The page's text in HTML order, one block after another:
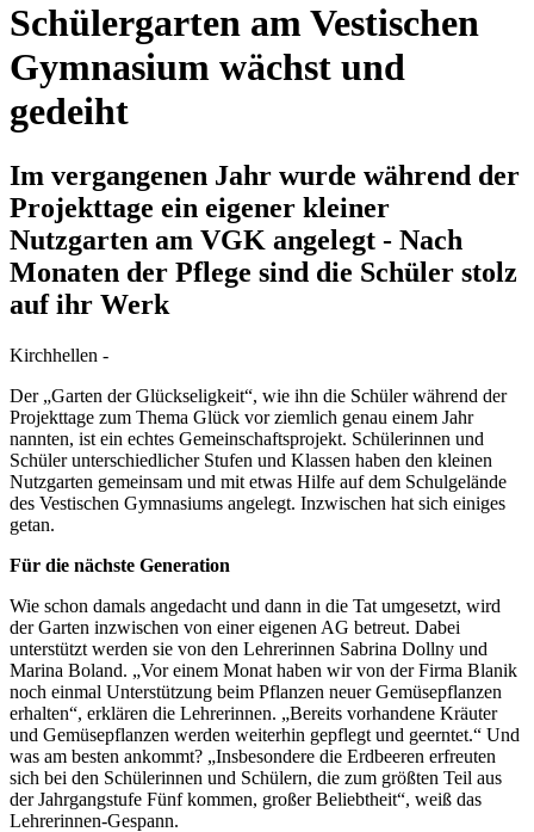
Schülergarten am Vestischen
Gymnasium wächst und
gedeiht
Im vergangenen Jahr wurde während der
Projekttage ein eigener kleiner
Nutzgarten am VGK angelegt - Nach
Monaten der Pflege sind die Schüler stolz
auf ihr Werk
Kirchhellen -
Der „Garten der Glückseligkeit“, wie ihn die Schüler während der
Projekttage zum Thema Glück vor ziemlich genau einem Jahr
nannten, ist ein echtes Gemeinschaftsprojekt. Schülerinnen und
Schüler unterschiedlicher Stufen und Klassen haben den kleinen
Nutzgarten gemeinsam und mit etwas Hilfe auf dem Schulgelände
des Vestischen Gymnasiums angelegt. Inzwischen hat sich einiges
getan.
Für die nächste Generation
Wie schon damals angedacht und dann in die Tat umgesetzt, wird
der Garten inzwischen von einer eigenen AG betreut. Dabei
unterstützt werden sie von den Lehrerinnen Sabrina Dollny und
Marina Boland. „Vor einem Monat haben wir von der Firma Blanik
noch einmal Unterstützung beim Pflanzen neuer Gemüsepflanzen
erhalten“, erklären die Lehrerinnen. „Bereits vorhandene Kräuter
und Gemüsepflanzen werden weiterhin gepflegt und geerntet.“ Und
was am besten ankommt? „Insbesondere die Erdbeeren erfreuten
sich bei den Schülerinnen und Schülern, die zum größten Teil aus
der Jahrgangstufe Fünf kommen, großer Beliebtheit“, weiß das
Lehrerinnen-Gespann.